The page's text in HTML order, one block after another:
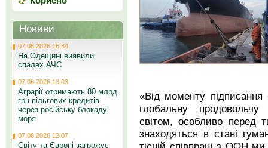
«Від моменту підписання
глобальну продовольчу
світом, особливо перед
знаходяться в стані
Новини
07.08.2026 16:34
На Одещині виявили
спалах АЧС
07.08.2026 13:03
Аграрії отримають 80 млрд
грн пільгових кредитів
через російську блокаду
моря
07.08.2026 12:07
Світу та Європі загрожує